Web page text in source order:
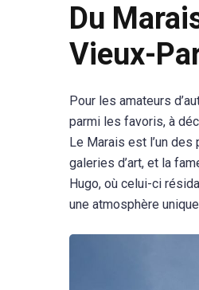
Du
Vieux-
Pour les amateurs
parmi les favoris, à
Le Marais est l’un
galeries d’art, et la
Hugo, où celui-ci
une atmosphère